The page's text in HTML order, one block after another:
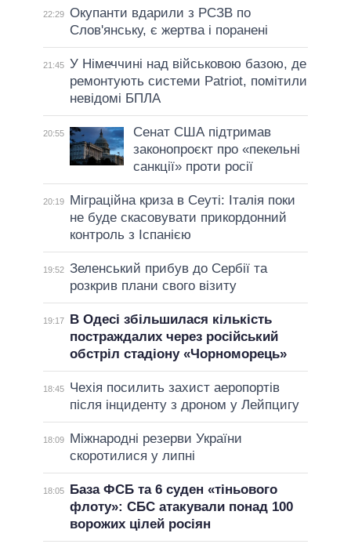
22:29 Окупанти вдарили з РСЗВ по
Слов'янську, є жертва і поранені
21:45 У Німеччині над військовою базою, де
ремонтують системи Patriot, помітили
невідомі БПЛА
20:55
Сенат США підтримав
законопроєкт про «пекельні
санкції» проти росії
20:19
Міграційна криза в Сеуті: Італія поки
не буде скасовувати прикордонний
контроль з Іспанією
19:52 Зеленський прибув до Сербії та
розкрив плани свого візиту
19:17
В Одесі збільшилася кількість
постраждалих через російський
обстріл стадіону «Чорноморець»
18:45
Чехія посилить захист аеропортів
після інциденту з дроном у Лейпцигу
18:09
Міжнародні резерви України
скоротилися у липні
18:05
База ФСБ та 6 суден «тіньового
флоту»: СБС атакували понад 100
ворожих цілей росіян